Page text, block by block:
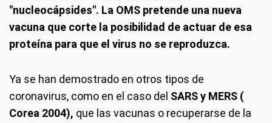
"nucleocápsides". La OMS pretende una nueva
vacuna que corte la posibilidad de actuar de esa
proteína para que el virus no se reproduzca.
Ya se han demostrado en otros tipos de
coronavirus, como en el caso del SARS y MERS (
Corea 2004), que las vacunas o recuperarse de la